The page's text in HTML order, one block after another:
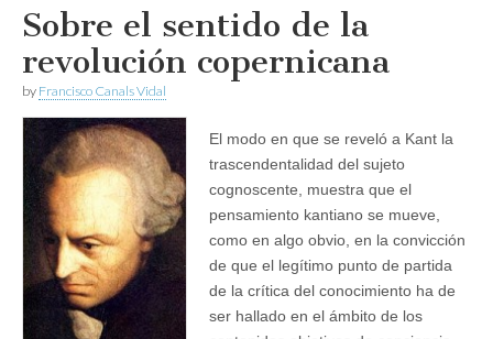
Sobre el sentido de la
revolución copernicana
by Francisco Canals Vidal
El modo en que se reveló a Kant la
trascendentalidad del sujeto
cognoscente, muestra que el
pensamiento kantiano se mueve,
como en algo obvio, en la convicción
de que el legítimo punto de partida
de la crítica del conocimiento ha de
ser hallado en el ámbito de los